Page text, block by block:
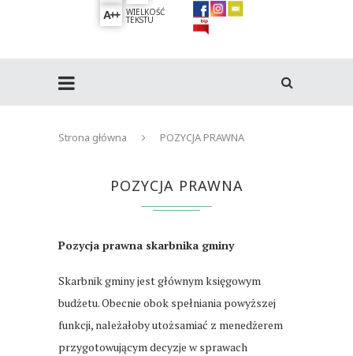
A++
WIELKOŚĆ
TEKSTU
Strona główna POZYCJA PRAWNA
POZYCJA PRAWNA
Pozycja prawna skarbnika gminy
Skarbnik gminy jest głównym księgowym
budżetu. Obecnie obok spełniania powyższej
funkcji, należałoby utożsamiać z menedżerem
przygotowującym decyzje w sprawach